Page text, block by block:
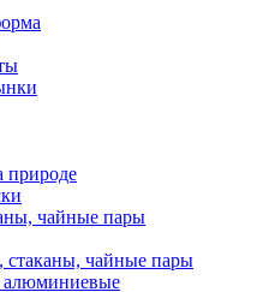
природе
чайные пары
чайные пары